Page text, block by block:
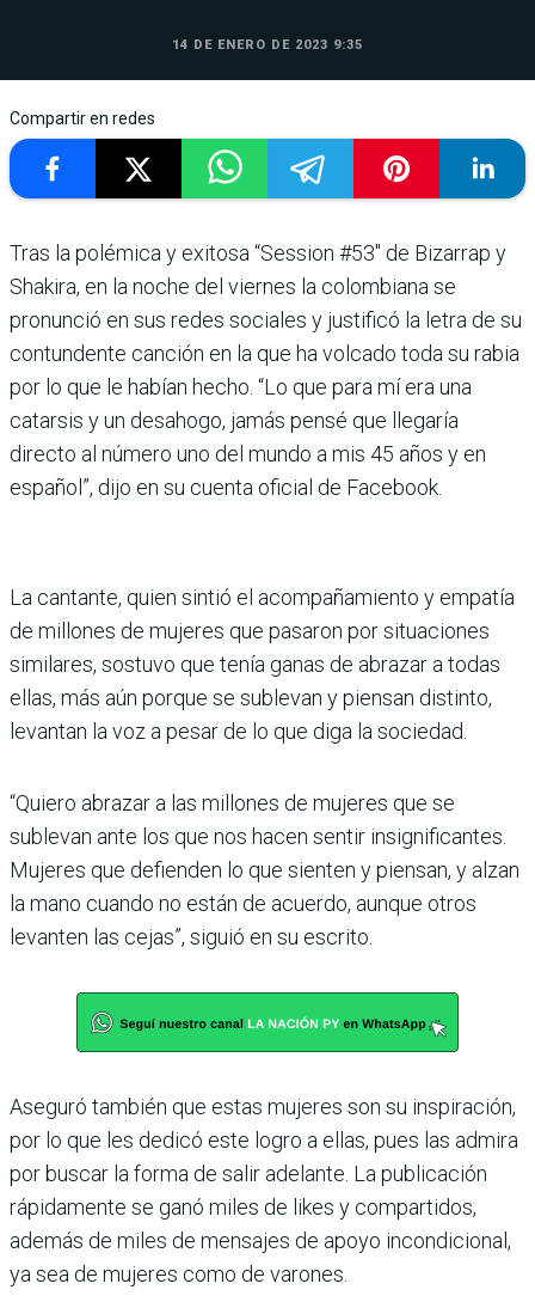
14 DE ENERO DE 2023 9:35
Compartir en redes
Tras la polémica y exitosa “Session #53″ de Bizarrap y
Shakira, en la noche del viernes la colombiana se
pronunció en sus redes sociales y justificó la letra de su
contundente canción en la que ha volcado toda su rabia
por lo que le habían hecho. “Lo que para mí era una
catarsis y un desahogo, jamás pensé que llegaría
directo al número uno del mundo a mis 45 años y en
español”, dijo en su cuenta oficial de Facebook.
La cantante, quien sintió el acompañamiento y empatía
de millones de mujeres que pasaron por situaciones
similares, sostuvo que tenía ganas de abrazar a todas
ellas, más aún porque se sublevan y piensan distinto,
levantan la voz a pesar de lo que diga la sociedad.
“Quiero abrazar a las millones de mujeres que se
sublevan ante los que nos hacen sentir insignificantes.
Mujeres que defienden lo que sienten y piensan, y alzan
la mano cuando no están de acuerdo, aunque otros
levanten las cejas”, siguió en su escrito.
Aseguró también que estas mujeres son su inspiración,
por lo que les dedicó este logro a ellas, pues las admira
por buscar la forma de salir adelante. La publicación
rápidamente se ganó miles de likes y compartidos,
además de miles de mensajes de apoyo incondicional,
ya sea de mujeres como de varones.